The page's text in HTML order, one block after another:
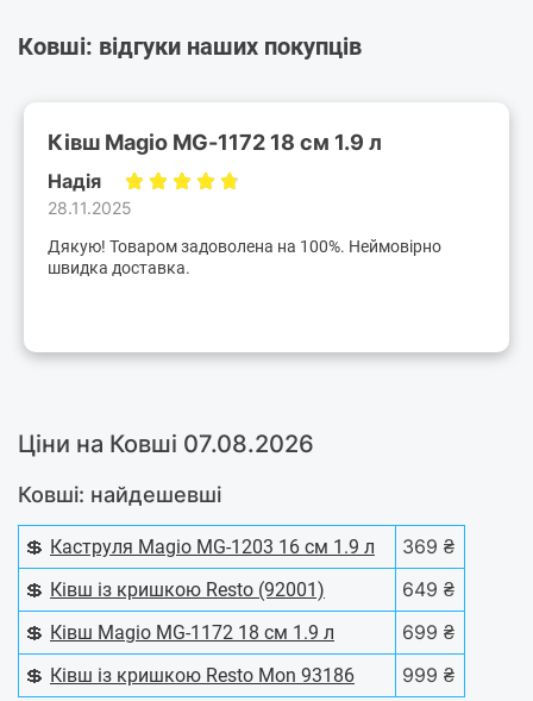
Ковші: відгуки наших покупців
Ківш Magio MG-1172 18 см 1.9 л
Надія
28.11.2025
Дякую! Товаром задоволена на 100%. Неймовірно
швидка доставка.
Ціни на Ковші 07.08.2026
Ковші: найдешевші
💲 Каструля Magio MG-1203 16 см 1.9 л
369 ₴
💲 Ківш із кришкою Resto (92001)
649 ₴
💲 Ківш Magio MG-1172 18 см 1.9 л
699 ₴
💲 Ківш із кришкою Resto Mon 93186 999 ₴